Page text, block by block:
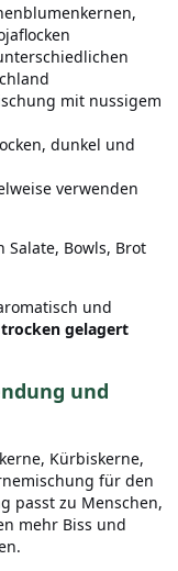
mit nussigem
dunkel und
verwenden
Salate, Bowls, Brot
und
trocken gelagert
und
Kürbiskerne,
für den
passt zu Menschen,
mehr Biss und